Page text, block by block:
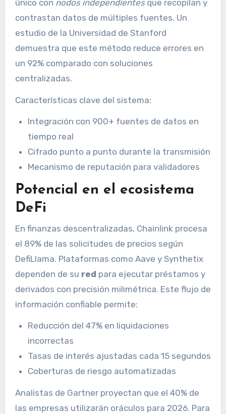
único con nodos independientesque recopilan y
contrastan datos de múltiples fuentes. Un
estudio de la Universidad de Stanford
demuestra que este método reduce errores en
un 92% comparado con soluciones
centralizadas.
Características clave del sistema:
Integración con 900+ fuentes de datos en
tiempo real
Cifrado punto a punto durante la transmisión
Mecanismo de reputación para validadores
Potencial en el ecosistema
DeFi
En finanzas descentralizadas, Chainlink procesa
el 89% de las solicitudes de precios según
DefiLlama. Plataformas como Aave y Synthetix
dependen de su red para ejecutar préstamos y
derivados con precisión milimétrica. Este flujo de
información confiable permite:
Reducción del 47% en liquidaciones
incorrectas
Tasas de interés ajustadas cada 15 segundos
Coberturas de riesgo automatizadas
Analistas de Gartner proyectan que el 40% de
las empresas utilizarán oráculos para 2026. Para